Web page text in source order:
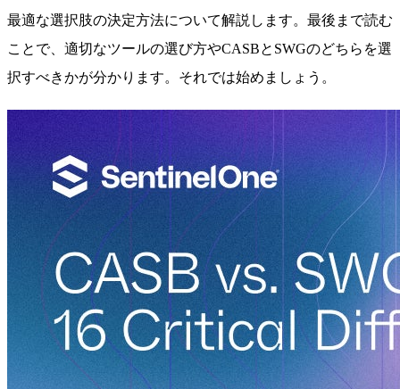
最適な選択肢の決定方法について解説します。最後まで読む
ことで、適切なツールの選び方やCASBとSWGのどちらを選
択すべきかが分かります。それでは始めましょう。